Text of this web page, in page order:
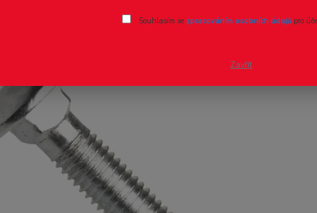
Souhlasím se zpracováním osobních údajůpro
Zavřít